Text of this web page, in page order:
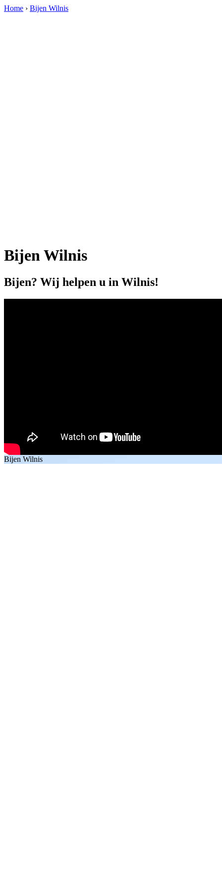
Home › Bijen Wilnis
Bijen Wilnis
Bijen? Wij helpen u in Wilnis!
Bijen Wilnis